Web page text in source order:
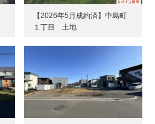
【2026年5月成約済】中島町
１丁目 土地